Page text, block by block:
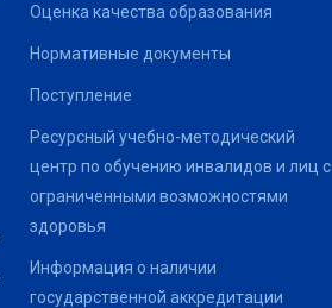
Оценка качества образования
Нормативные документы
Поступление
Ресурсный учебно-методический
центр по обучению инвалидов и лиц с
ограниченными возможностями
здоровья
Информация о наличии
государственной аккредитации